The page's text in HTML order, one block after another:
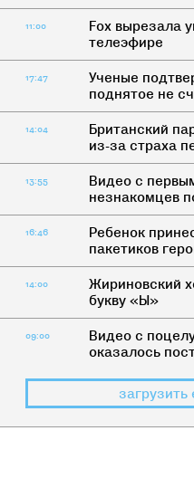
11:00
Fox вырезала
телеэфире
17:47
Ученые
поднятое не
14:04
Британский
из-за страха
13:55
Видео с
незнакомцев
16:46
Ребенок
пакетиков
14:00
Жириновский
букву «Ы»
09:00
Видео с
оказалось